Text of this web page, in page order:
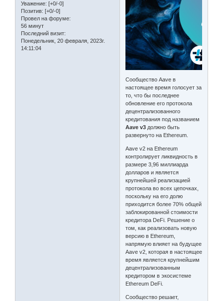
Уважение: [+0/-0]
Позитив: [+0/-0]
Провел на форуме:
56 минут
Последний визит:
Понедельник, 20 февраля, 2023г.
14:11:04
Сообщество Aave в
настоящее время голосует за
то, что бы последнее
обновление его протокола
децентрализованного
кредитования под названием
Aave v3 должно быть
развернуто на Ethereum.
Aave v2 на Ethereum
контролирует ликвидность в
размере 3,96 миллиарда
долларов и является
крупнейшей реализацией
протокола во всех цепочках,
поскольку на его долю
приходится более 70% общей
заблокированной стоимости
кредитора DeFi. Решение о
том, как реализовать новую
версию в Ethereum,
напрямую влияет на будущее
Aave v2, которая в настоящее
время является крупнейшим
децентрализованным
кредитором в экосистеме
Ethereum DeFi.
Сообщество решает,